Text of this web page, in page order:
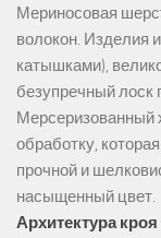
Мериносовая
волокон. Изделия
катышками),
безупречный лоск
Мерсеризованный
обработку,
прочной и
насыщенный цвет.
Архитектура